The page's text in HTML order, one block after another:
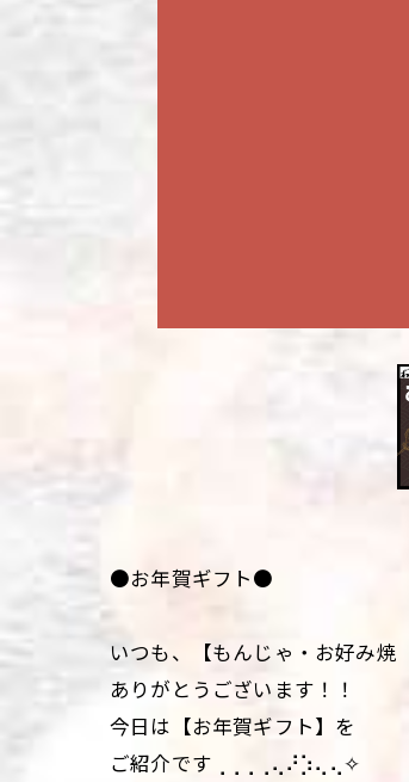
●お年賀ギフト●
いつも、【もんじゃ・お好み
ありがとうございます！！
今日は【お年賀ギフト】を
ご紹介です⢀⢀⢀⢀⢄⠜⡱⢄⢄✧